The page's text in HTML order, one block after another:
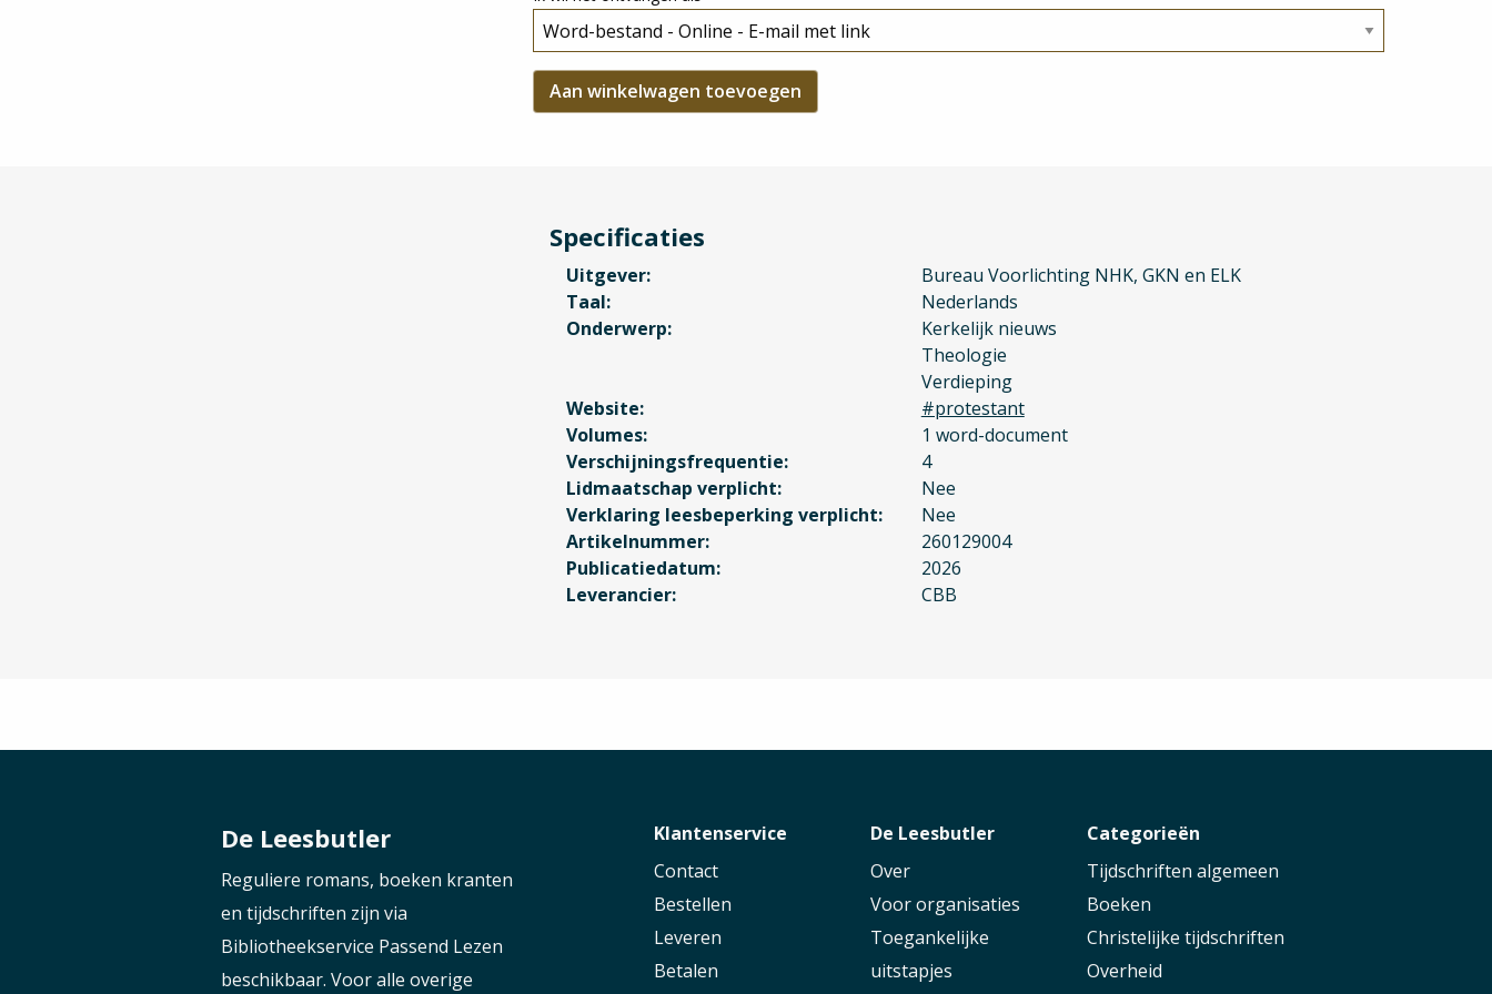
Specificaties
Uitgever
Bureau Voorlichting NHK, GKN en ELK
Taal
Nederlands
Onderwerp
Kerkelijk nieuws
Theologie
Verdieping
Website
#protestant
Volumes
1 word-document
Verschijningsfrequentie
4
Lidmaatschap verplicht
Nee
Verklaring leesbeperking verplicht
Nee
Artikelnummer
260129004
Publicatiedatum
2026
Leverancier
CBB
De Leesbutler
Reguliere romans, boeken kranten
en tijdschriften zijn via
Bibliotheekservice Passend Lezen
beschikbaar. Voor alle overige
Klantenservice
Contact
Bestellen
Leveren
Betalen
De Leesbutler
Over
Voor organisaties
Toegankelijke
uitstapjes
Categorieën
Tijdschriften algemeen
Boeken
Christelijke tijdschriften
Overheid